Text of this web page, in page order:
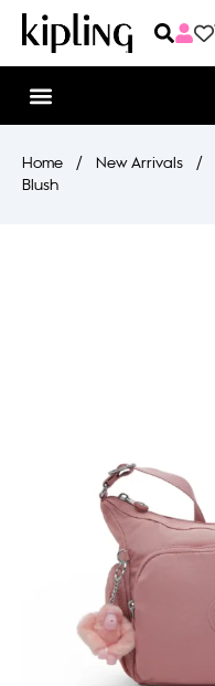
Home / New Arrivals /
Blush